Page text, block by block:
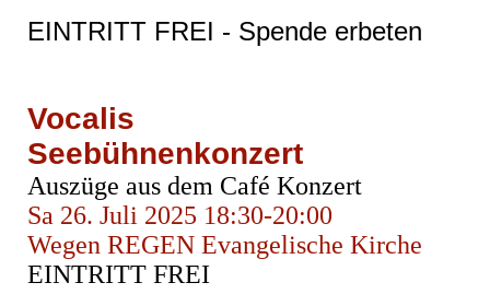
EINTRITT FREI - Spende erbeten
Vocalis
Seebühnenkonzert
Auszüge aus dem Café Konzert
Sa 26. Juli 2025 18:30-20:00
Wegen REGEN Evangelische Kirche
EINTRITT FREI